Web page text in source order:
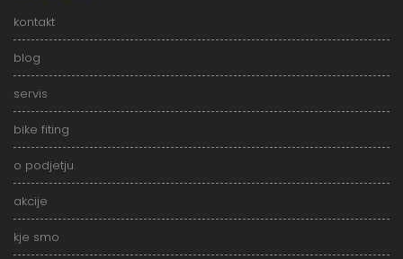
kontakt
blog
servis
bike fiting
o podjetju
akcije
kje smo